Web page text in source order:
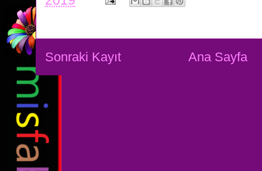
Sonraki Kayıt Ana Sayfa